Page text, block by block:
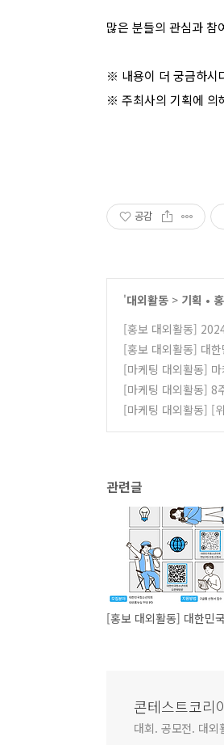
많은 분들의 관심과 참
※ 내용이 더 궁금하시
※ 주최사의 기획에 의
공감
'대외활동 > 기획 •
[홍보 대외활동]
[홍보 대외활동] 대
[마케팅 대외활동]
[마케팅 대외활동] 8
[마케팅 대외활동] [
관련글
콘테스트코리
대회. 공모전. 대외